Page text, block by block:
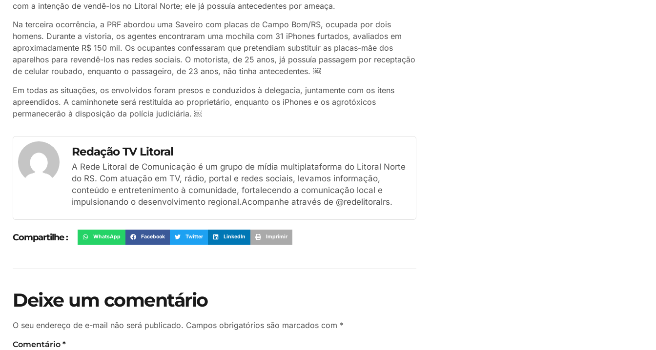
com a intenção de vendê-los no Litoral Norte; ele já possuía antecedentes por ameaça.
Na terceira ocorrência, a PRF abordou uma Saveiro com placas de Campo Bom/RS, ocupada por dois
homens. Durante a vistoria, os agentes encontraram uma mochila com 31 iPhones furtados, avaliados em
aproximadamente R$ 150 mil. Os ocupantes confessaram que pretendiam substituir as placas-mãe dos
aparelhos para revendê-los nas redes sociais. O motorista, de 25 anos, já possuía passagem por receptação
de celular roubado, enquanto o passageiro, de 23 anos, não tinha antecedentes. ￼
Em todas as situações, os envolvidos foram presos e conduzidos à delegacia, juntamente com os itens
apreendidos. A caminhonete será restituída ao proprietário, enquanto os iPhones e os agrotóxicos
permanecerão à disposição da polícia judiciária. ￼
Redação TV Litoral
A Rede Litoral de Comunicação é um grupo de mídia multiplataforma do Litoral Norte
do RS. Com atuação em TV, rádio, portal e redes sociais, levamos informação,
conteúdo e entretenimento à comunidade, fortalecendo a comunicação local e
impulsionando o desenvolvimento regional.Acompanhe através de @redelitoralrs.
Compartilhe : WhatsApp Facebook Twitter LinkedIn Imprimir
Deixe um comentário
O seu endereço de e-mail não será publicado. Campos obrigatórios são marcados com *
Comentário *